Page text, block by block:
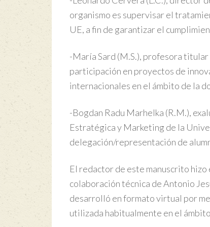
organismo es supervisar el
UE, a fin de garantizar el
-María Sard (M.S.), profesora
participación en proyectos de
internacionales en el ámbito de la
-Bogdan Radu Marhelka (R.M.),
Estratégica y Marketing de la
delegación/representación de
El redactor de este manuscrito hizo
colaboración técnica de Antonio
desarrolló en formato virtual por
utilizada habitualmente en el